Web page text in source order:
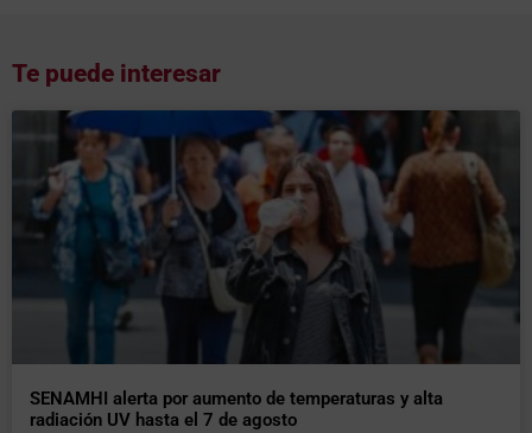
Te puede interesar
SENAMHI alerta por aumento de temperaturas y alta
radiación UV hasta el 7 de agosto